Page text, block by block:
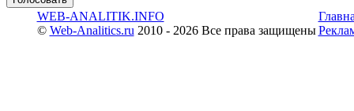
WEB-ANALITIK.INFO
© Web-Analitics.ru 2010 - 2026 Все права защищены